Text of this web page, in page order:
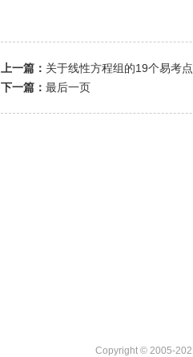
上一篇： 关于线性方程组的19个易考点
下一篇： 最后一页
Copyright © 2005-